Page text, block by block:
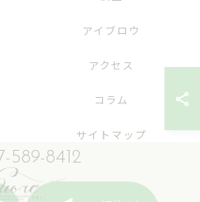
589-8412
アイブロウ
アクセス
コラム
サイトマップ